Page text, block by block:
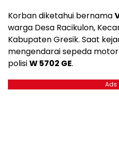
Korban diketahui bernama
warga Desa Racikulon,
Kabupaten Gresik. Saat
mengendarai sepeda
polisiW 5702 GE.
Ads